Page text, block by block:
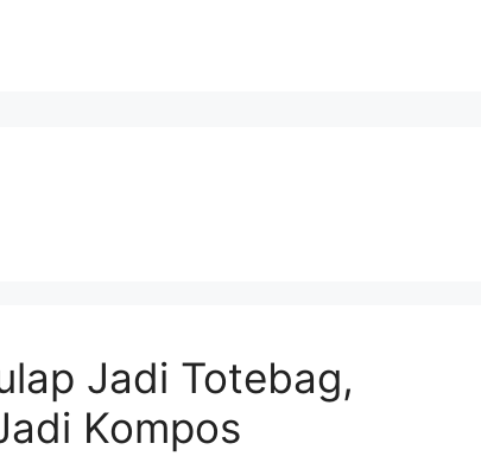
Jadi Totebag,
Kompos